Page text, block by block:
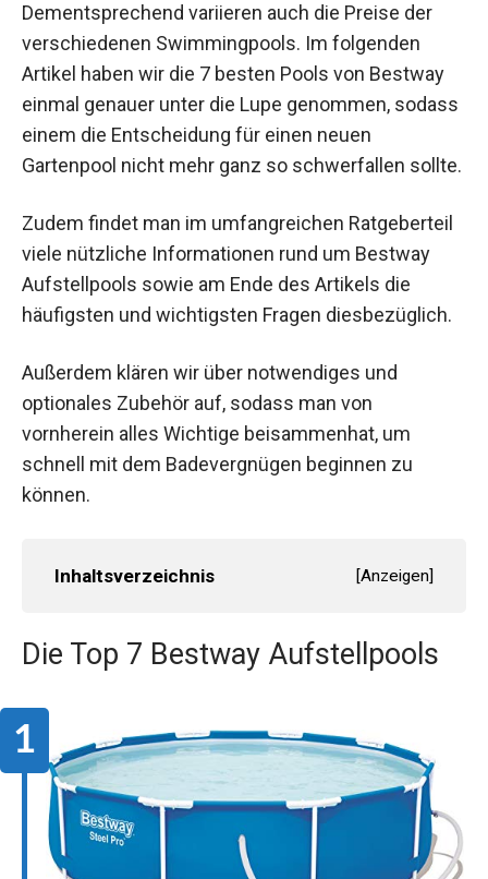
Dementsprechend variieren auch die Preise der
verschiedenen Swimmingpools. Im folgenden
Artikel haben wir die 7 besten Pools von Bestway
einmal genauer unter die Lupe genommen, sodass
einem die Entscheidung für einen neuen
Gartenpool nicht mehr ganz so schwerfallen sollte.
Zudem findet man im umfangreichen Ratgeberteil
viele nützliche Informationen rund um Bestway
Aufstellpools sowie am Ende des Artikels die
häufigsten und wichtigsten Fragen diesbezüglich.
Außerdem klären wir über notwendiges und
optionales Zubehör auf, sodass man von
vornherein alles Wichtige beisammenhat, um
schnell mit dem Badevergnügen beginnen zu
können.
Inhaltsverzeichnis [Anzeigen]
Die Top 7 Bestway Aufstellpools